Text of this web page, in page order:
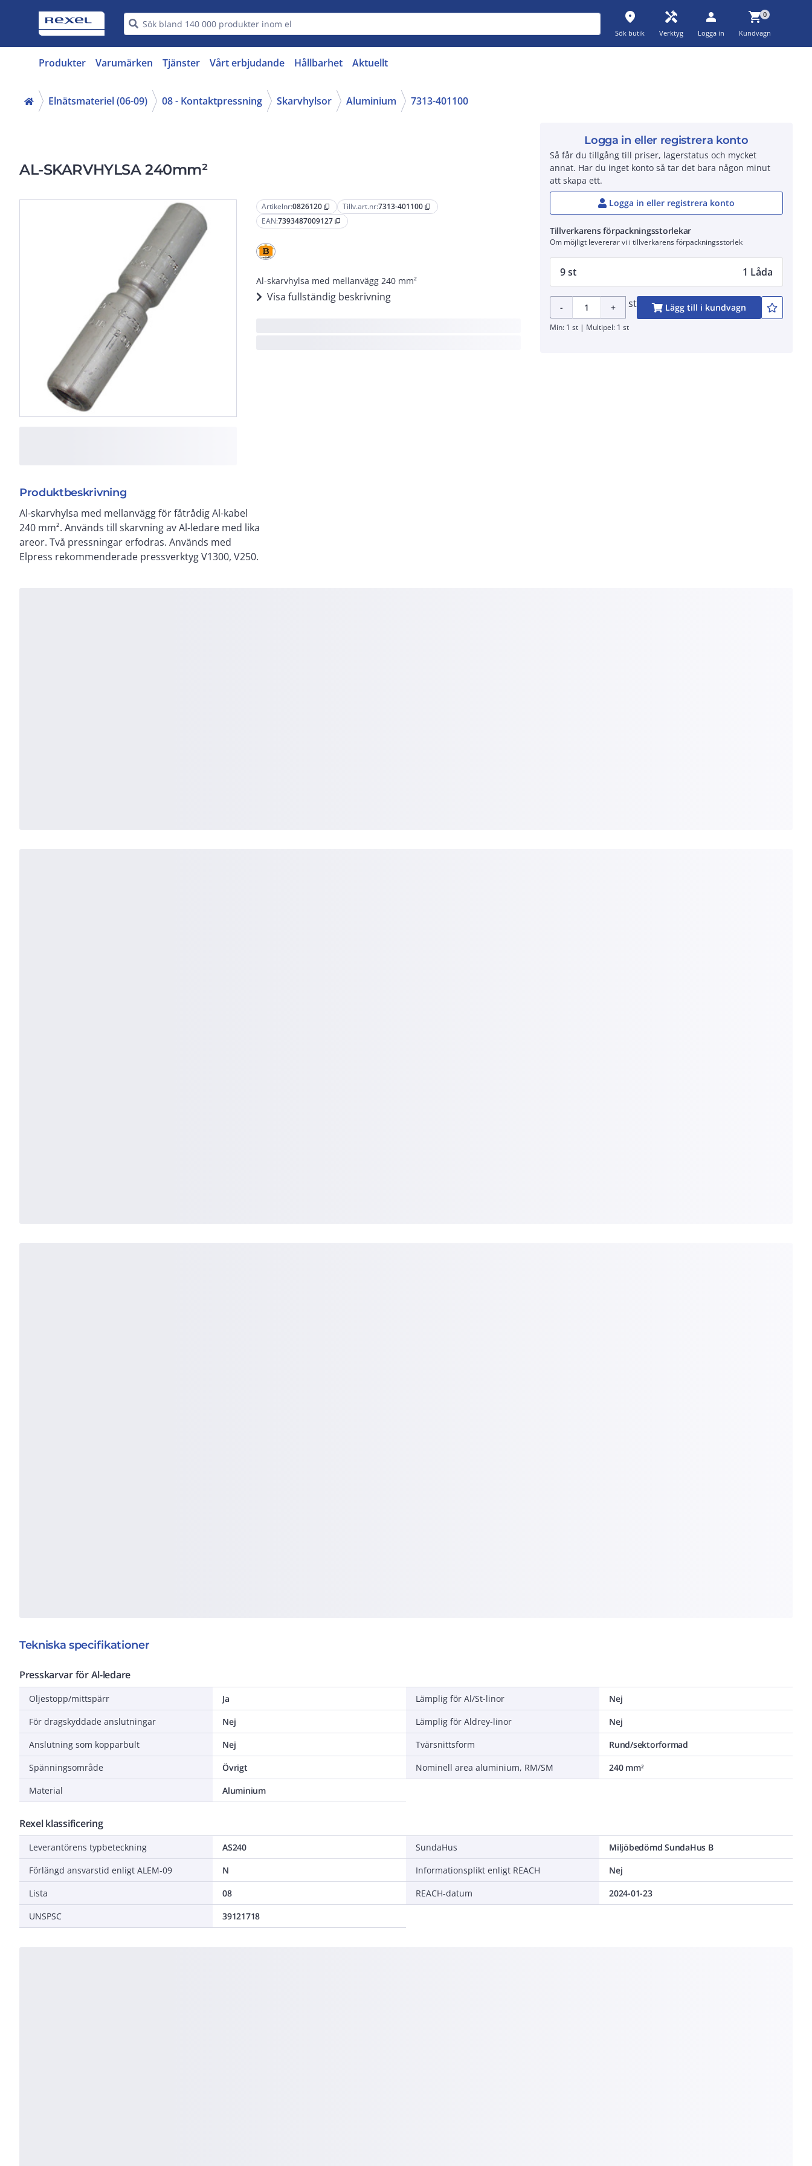
place
Sök butik
handyman
Verktyg
person
Logga in
shopping_cart0
Kundvagn
Produkter Varumärken Tjänster Vårt erbjudande Hållbarhet Aktuellt
Elnätsmateriel (06-09) 08 - Kontaktpressning Skarvhylsor Aluminium 7313-401100
AL-SKARVHYLSA 240mm²
Artikelnr:0826120 content_copy Tillv.art.nr:7313-401100 content_copy
EAN:7393487009127 content_copy
Al-skarvhylsa med mellanvägg 240 mm²
Visa fullständig beskrivning
Produktbeskrivning
Al-skarvhylsa med mellanvägg för fåtrådig Al-kabel
240 mm². Används till skarvning av Al-ledare med lika
areor. Två pressningar erfodras. Används med
Elpress rekommenderade pressverktyg V1300, V250.
Logga in eller registrera konto
Så får du tillgång till priser, lagerstatus och mycket
annat. Har du inget konto så tar det bara någon minut
att skapa ett.
Logga in eller registrera konto
Tillverkarens förpackningsstorlekar
Om möjligt levererar vi i tillverkarens förpackningsstorlek
9 st 1 Låda
- + st Lägg till i kundvagn
Min: 1 st | Multipel: 1 st
Tekniska specifikationer
Presskarvar för Al-ledare
Oljestopp/mittspärr
Ja
För dragskyddade anslutningar
Nej
Anslutning som kopparbult
Nej
Spänningsområde
Övrigt
Material
Aluminium
Lämplig för Al/St-linor
Nej
Lämplig för Aldrey-linor
Nej
Tvärsnittsform
Rund/sektorformad
Nominell area aluminium, RM/SM
240 mm²
Rexel klassificering
Leverantörens typbeteckning
AS240
Förlängd ansvarstid enligt ALEM-09
N
Lista
08
UNSPSC
39121718
SundaHus
Miljöbedömd SundaHus B
Informationsplikt enligt REACH
Nej
REACH-datum
2024-01-23